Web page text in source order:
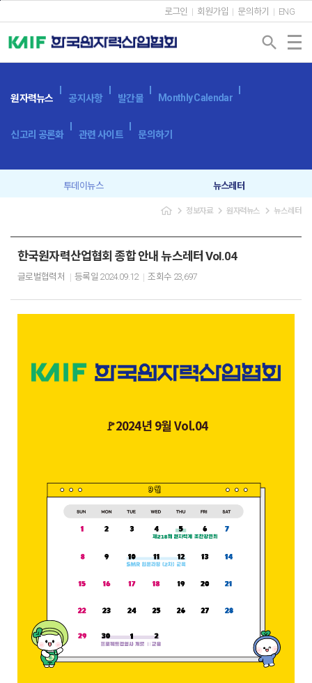
로그인 회원가입 문의하기 ENG
search
원자력뉴스 공지사항 발간물 Monthly Calendar
신고리 공론화 관련 사이트 문의하기
투데이뉴스 뉴스레터
navigate_next 정보자료 navigate_next원자력뉴스 navigate_next 뉴스레터
한국원자력산업협회 종합 안내 뉴스레터 Vol.04
글로벌협력처 등록일 2024.09.12 조회수 23,697
🚩2024년 9월 Vol.04